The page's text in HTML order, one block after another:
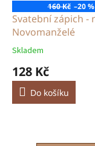
160 Kč –20 %
Svatební zápich -
Novomanželé
Průměrné
hodnocení
produktu
0,0
Skladem
128 Kč
Do košíku